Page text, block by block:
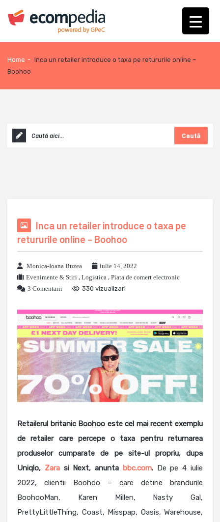
Home - Inca un retailer introduce o taxa pe retururile online –
Boohoo
Caută
Inca un retailer introduce o taxa pe
retururile online – Boohoo
Monica-Ioana Buzea
iulie 14, 2022
Evenimente & Stiri , Logistica , Piata de comert electronic
3 Comentarii
330 vizualizari
Retailerul britanic Boohoo este cel mai recent exemplu
de retailer care percepe o taxa pentru returnarea
produselor cumparate de pe site-ul propriu, dupa
Uniqlo, Zarasi Next, anunta bbc.com.De pe 4 iulie
2022, clientii Boohoo – care detine brandurile
BoohooMan, Karen Millen, Nasty Gal,
PrettyLittleThing, Coast, Misspap, Oasis, Warehouse,